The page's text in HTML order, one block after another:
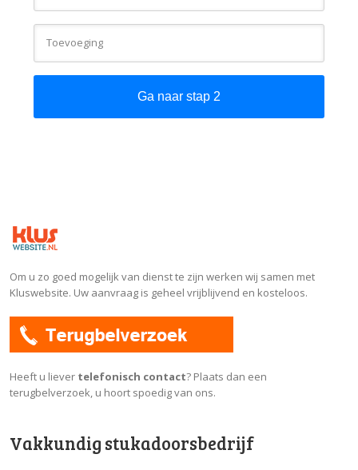
Toevoeging
Ga naar stap 2
Om u zo goed mogelijk van dienst te zijn werken wij samen met
Kluswebsite. Uw aanvraag is geheel vrijblijvend en kosteloos.
Heeft u liever telefonisch contact? Plaats dan een
terugbelverzoek, u hoort spoedig van ons.
Vakkundig stukadoorsbedrijf